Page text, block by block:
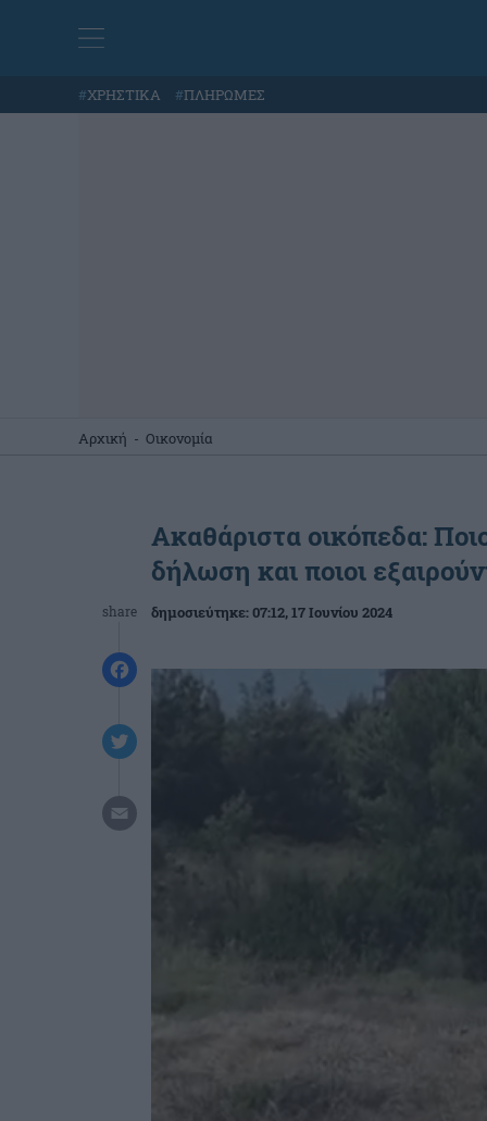
#ΧΡΗΣΤΙΚΑ #ΠΛΗΡΩΜΕΣ
Αρχική - Οικονομία
share
Ακαθάριστα οικόπεδα:
δήλωση και ποιοι
δημοσιεύτηκε:07:12, 17 Ιουνίου 2024